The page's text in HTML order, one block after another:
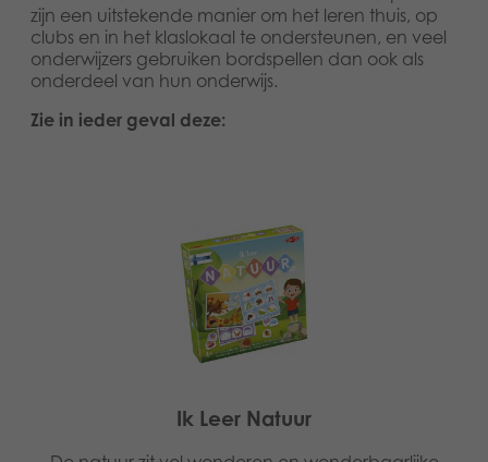
zijn een uitstekende manier om het leren thuis, op
clubs en in het klaslokaal te ondersteunen, en veel
onderwijzers gebruiken bordspellen dan ook als
onderdeel van hun onderwijs.
Zie in ieder geval deze:
Ik Leer Natuur